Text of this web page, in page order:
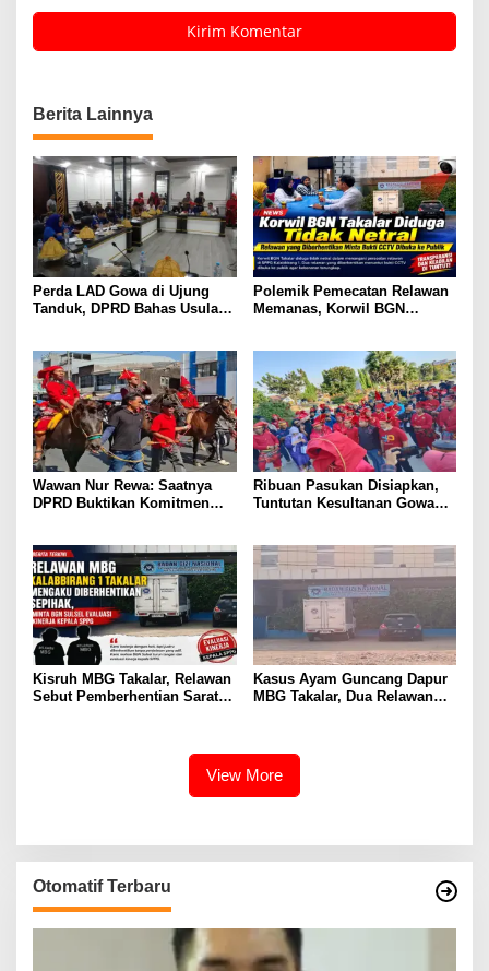
Berita Lainnya
Perda LAD Gowa di Ujung
Tanduk, DPRD Bahas Usulan
Polemik Pemecatan Relawan
Memanas, Korwil BGN
Wawan Nur Rewa: Saatnya
DPRD Buktikan Komitmen
Ribuan Pasukan Disiapkan,
Tuntutan Kesultanan Gowa
Kisruh MBG Takalar, Relawan
Sebut Pemberhentian Sarat
Kasus Ayam Guncang Dapur
MBG Takalar, Dua Relawan
View More
Otomatif Terbaru